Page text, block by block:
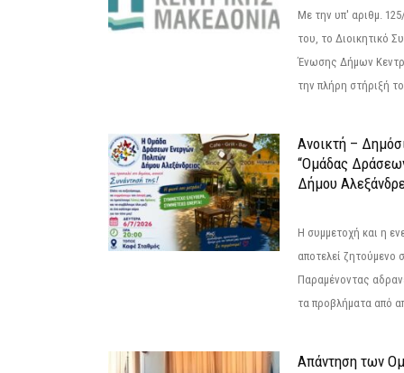
Με την υπ' αριθμ.
του, το Διοικητικό
Ένωσης Δήμων
την πλήρη στήριξή
Ανοικτή –
“Ομάδας
Δήμου
Η συμμετοχή και η
αποτελεί ζητούμενο
Παραμένοντας
τα προβλήματα από
Απάντηση των